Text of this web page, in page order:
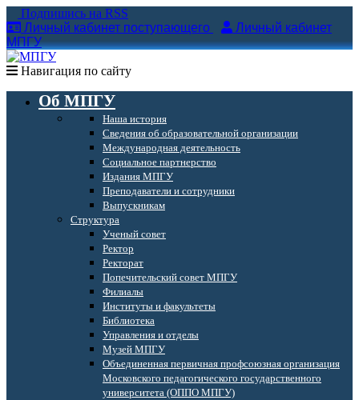
Подпишись на RSS
Личный кабинет поступающего
Личный кабинет
МПГУ
Навигация по сайту
Об МПГУ
Наша история
Сведения об образовательной организации
Международная деятельность
Социальное партнерство
Издания МПГУ
Преподаватели и сотрудники
Выпускникам
Структура
Ученый совет
Ректор
Ректорат
Попечительский совет МПГУ
Филиалы
Институты и факультеты
Библиотека
Управления и отделы
Музей МПГУ
Объединенная первичная профсоюзная организация
Московского педагогического государственного
университета (ОППО МПГУ)